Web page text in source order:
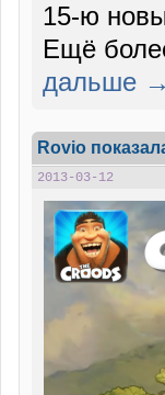
15-ю
Ещё
дальше →
Rovio
2013-03-12